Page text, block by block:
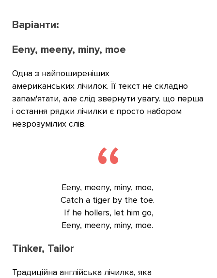
Варіанти:
Eeny, meeny, miny, moe
Одна з найпоширеніших
американських лічилок. Її текст не складно
запам'ятати, але слід звернути увагу. що перша
і остання рядки лічилки є просто набором
незрозумілих слів.
Eeny, meeny, miny, moe,
Catch a tiger by the toe.
If he hollers, let him go,
Eeny, meeny, miny, moe.
Tinker, Tailor
Традиційна англійська лічилка, яка